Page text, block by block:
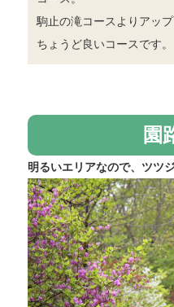
駒止の滝コースよりアッ
ちょうど良いコースです。
園
明るいエリアなので、ツツ